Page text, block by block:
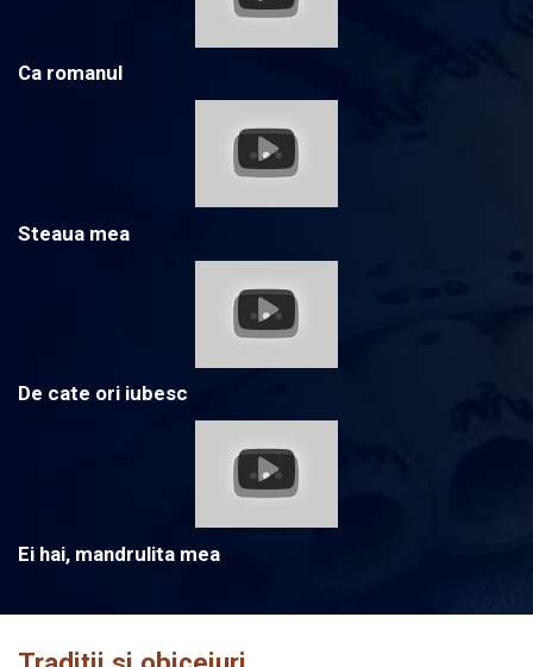
Ca romanul
Steaua mea
De cate ori iubesc
Ei hai, mandrulita mea